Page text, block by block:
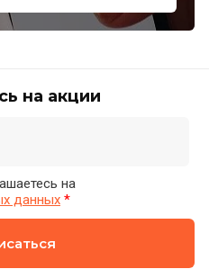
на акции
на
данных *